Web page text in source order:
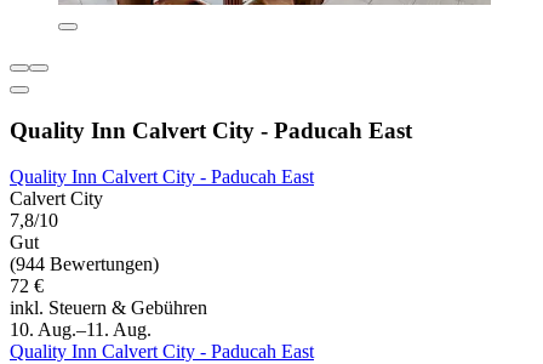
Quality Inn Calvert City - Paducah East
Quality Inn Calvert City - Paducah East
Calvert City
7,8/10
Gut
(944 Bewertungen)
72 €
inkl. Steuern & Gebühren
10. Aug.–11. Aug.
Quality Inn Calvert City - Paducah East